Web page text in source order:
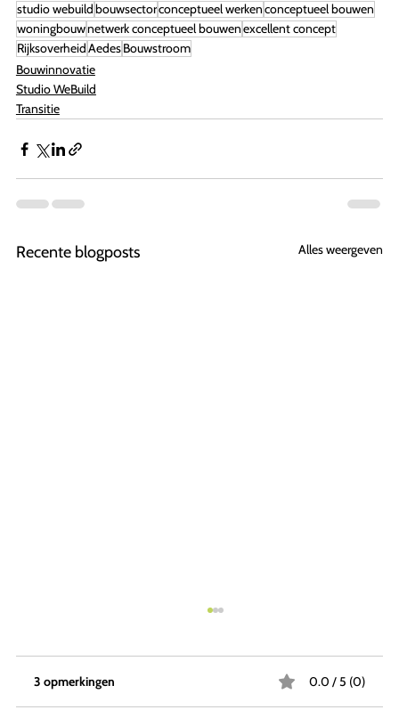
studio webuild bouwsectorconceptueel werkenconceptueel bouwen
woningbouwnetwerk conceptueel bouwenexcellent concept
RijksoverheidAedesBouwstroom
Bouwinnovatie
Studio WeBuild
Transitie
Recente blogposts Alles weergeven
3 opmerkingen 0.0 / 5 (0)